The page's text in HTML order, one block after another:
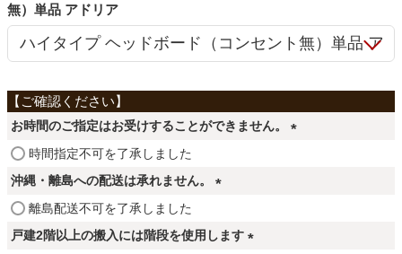
寝具
カーテン
ラグ
無）単品 アドリア
お時間のご指定はお受けすることができません。
時間指定不可を了承しました
沖縄・離島への配送は承れません。
必
離島配送不可を了承しました
戸建2階以上の搬入には階段を使用します